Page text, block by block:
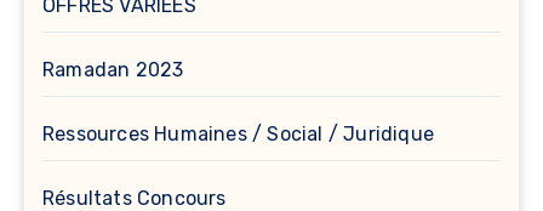
OFFRES VARIÉES
Ramadan 2023
Ressources Humaines / Social / Juridique
Résultats Concours